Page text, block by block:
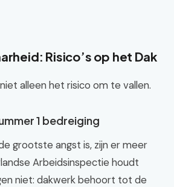
Risico’s op het Dak
alleen het risico om te vallen.
1 bedreiging
grootste angst is, zijn er meer
Arbeidsinspectie houdt
niet: dakwerk behoort tot de